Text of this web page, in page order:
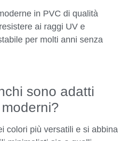
in PVC di qualità
ai raggi UV e
per molti anni senza
sono adatti
colori più versatili e si abbina